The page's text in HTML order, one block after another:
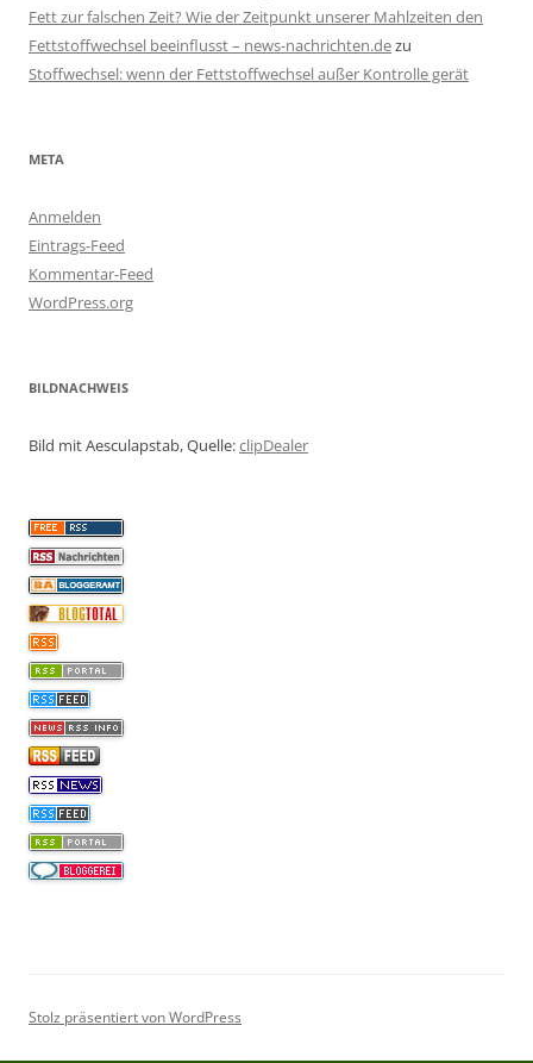
Fett zur falschen Zeit? Wie der Zeitpunkt unserer Mahlzeiten den
Fettstoffwechsel beeinflusst – news-nachrichten.dezu
Stoffwechsel: wenn der Fettstoffwechsel außer Kontrolle gerät
META
Anmelden
Eintrags-Feed
Kommentar-Feed
WordPress.org
BILDNACHWEIS
Bild mit Aesculapstab, Quelle:clipDealer
Stolz präsentiert von WordPress